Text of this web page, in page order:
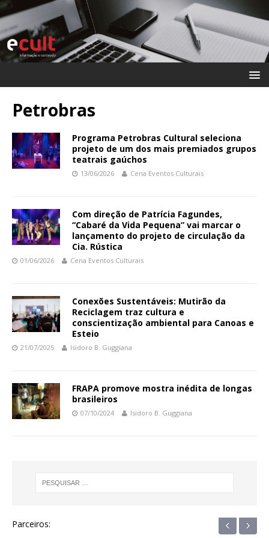
Petrobras
Programa Petrobras Cultural seleciona
projeto de um dos mais premiados grupos
teatrais gaúchos
13/06/2026 Cena Eventos Culturais
Com direção de Patrícia Fagundes,
“Cabaré da Vida Pequena” vai marcar o
lançamento do projeto de circulação da
Cia. Rústica
01/06/2026 Cena Eventos Culturais
Conexões Sustentáveis: Mutirão da
Reciclagem traz cultura e
conscientização ambiental para Canoas e
Esteio
21/07/2025 Isidoro B. Guggiana
FRAPA promove mostra inédita de longas
brasileiros
07/10/2024 Isidoro B. Guggiana
Parceiros: ‹ ›